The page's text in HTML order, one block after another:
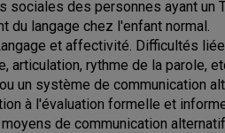
sociales des personnes ayant un
du langage chez l'enfant normal.
et affectivité. Difficultés
rythme de la parole,
un système de communication
à l'évaluation formelle et
de communication